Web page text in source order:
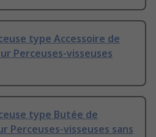
type Accessoire de
Perceuses-visseuses
type Butée de
Perceuses-visseuses sans